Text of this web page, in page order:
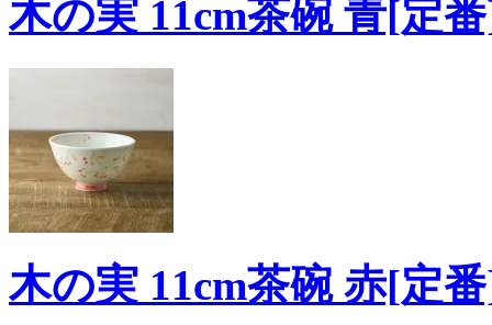
木の実 11cm茶碗 青[定
木の実 11cm茶碗 赤[定